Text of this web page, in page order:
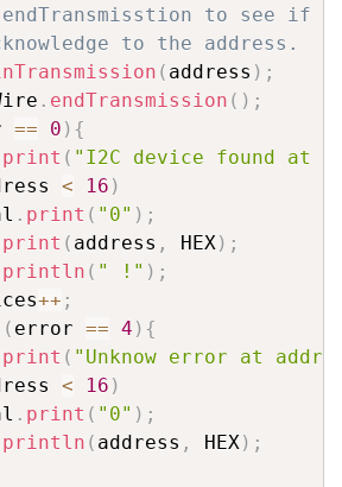
to see if
to the address.
( address ) ;
. endTransmission ( ) ;
== 0 ) {
print ( "I2C device found at
< 16 )
. print ( "0" ) ;
print ( address , HEX) ;
println ( " !" ) ;
++ ;
( error == 4 ) {
print ( "Unknow error at
< 16 )
. print ( "0" ) ;
println ( address , HEX) ;